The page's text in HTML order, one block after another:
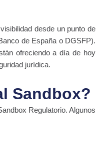
desde un punto de
de España o DGSFP).
ofreciendo a día de hoy
jurídica.
Sandbox?
Regulatorio. Algunos